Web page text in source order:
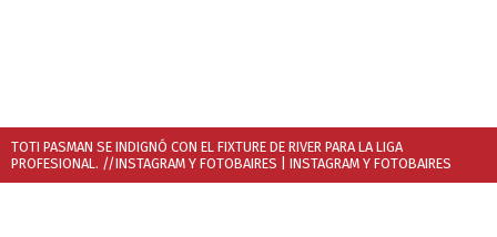
TOTI PASMAN SE INDIGNÓ CON EL FIXTURE DE RIVER PARA LA LIGA
PROFESIONAL. //INSTAGRAM Y FOTOBAIRES | INSTAGRAM Y FOTOBAIRES